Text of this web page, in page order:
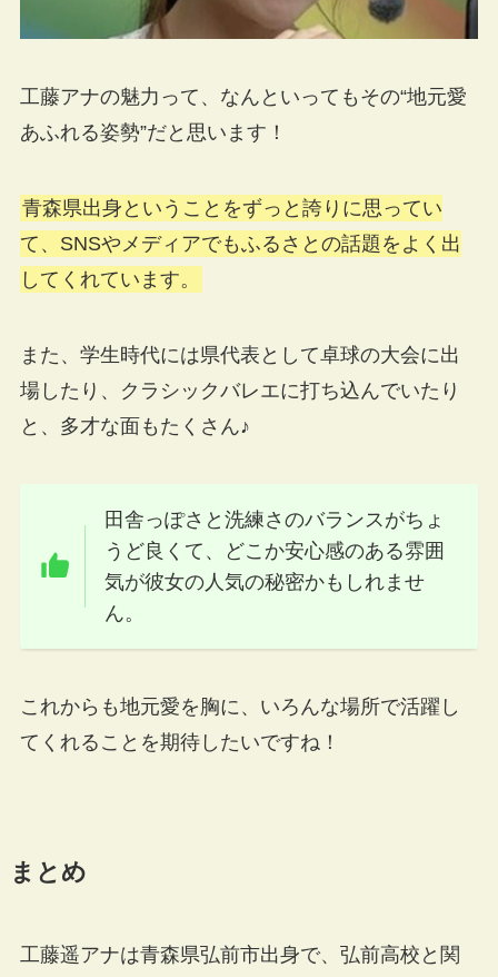
工藤アナの魅力って、なんといってもその“地元愛
あふれる姿勢”だと思います！
青森県出身ということをずっと誇りに思ってい
て、SNSやメディアでもふるさとの話題をよく出
してくれています。
また、学生時代には県代表として卓球の大会に出
場したり、クラシックバレエに打ち込んでいたり
と、多才な面もたくさん♪
田舎っぽさと洗練さのバランスがちょ
うど良くて、どこか安心感のある雰囲
気が彼女の人気の秘密かもしれませ
ん。
これからも地元愛を胸に、いろんな場所で活躍し
てくれることを期待したいですね！
まとめ
工藤遥アナは青森県弘前市出身で、弘前高校と関